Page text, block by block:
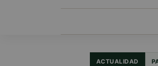
ACTUALIDAD